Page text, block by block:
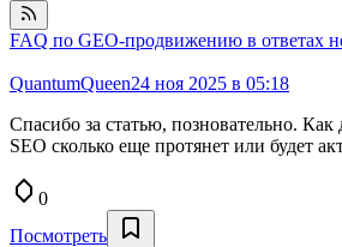
FAQ по GEO-продвижению в ответах
QuantumQueen24 ноя 2025 в 05:18
Спасибо за статью, позновательно. Как
SEO сколько еще протянет или будет
0
Посмотреть